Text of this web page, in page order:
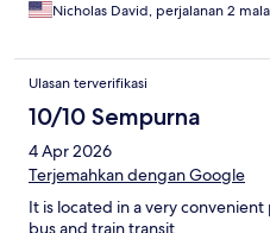
Nicholas David, perjalanan 2
Ulasan terverifikasi
10/10 Sempurna
4 Apr 2026
Terjemahkan dengan Google
It is located in a very
bus and train transit